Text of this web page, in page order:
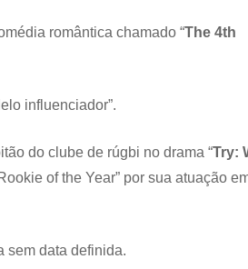
romântica chamado “The 4th
influenciador”.
do clube de rúgbi no drama “Try:
of the Year” por sua atuação
sem data definida.